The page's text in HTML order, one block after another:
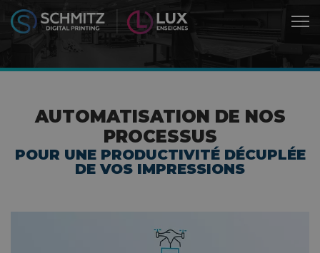
AUTOMATISATION DE NOS
PROCESSUS
POUR UNE PRODUCTIVITÉ DÉCUPLÉE
DE VOS IMPRESSIONS